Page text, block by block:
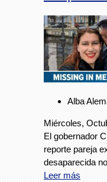
Alba
Miércoles,
El gobernador
reporte pareja
desaparecida
Leer más